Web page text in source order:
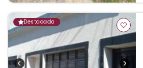
Destacada